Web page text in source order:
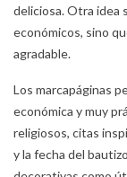
deliciosa. Otra idea
económicos, sino
agradable.
Los marcapáginas
económica y muy
religiosos, citas
y la fecha del